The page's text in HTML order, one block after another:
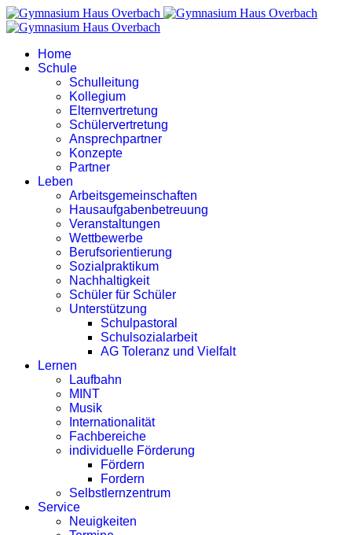
Home
Schule
Schulleitung
Kollegium
Elternvertretung
Schülervertretung
Ansprechpartner
Konzepte
Partner
Leben
Arbeitsgemeinschaften
Hausaufgabenbetreuung
Veranstaltungen
Wettbewerbe
Berufsorientierung
Sozialpraktikum
Nachhaltigkeit
Schüler für Schüler
Unterstützung
Schulpastoral
Schulsozialarbeit
AG Toleranz und Vielfalt
Lernen
Laufbahn
MINT
Musik
Internationalität
Fachbereiche
individuelle Förderung
Fördern
Fordern
Selbstlernzentrum
Service
Neuigkeiten